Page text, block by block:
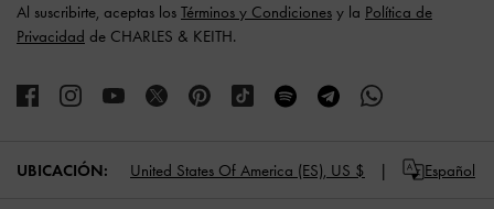
Al suscribirte, aceptas los Términos y Condiciones y la Política de
Privacidad de CHARLES & KEITH.
UBICACIÓN: United States Of America (ES), US $ Español